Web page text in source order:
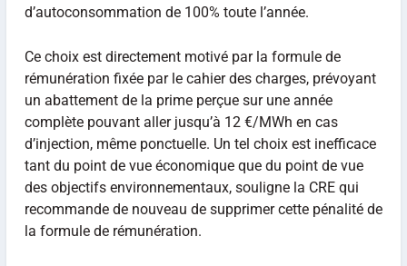
d’autoconsommation de 100% toute l’année.
Ce choix est directement motivé par la formule de
rémunération fixée par le cahier des charges, prévoyant
un abattement de la prime perçue sur une année
complète pouvant aller jusqu’à 12 €/MWh en cas
d’injection, même ponctuelle. Un tel choix est inefficace
tant du point de vue économique que du point de vue
des objectifs environnementaux, souligne la CRE qui
recommande de nouveau de supprimer cette pénalité de
la formule de rémunération.